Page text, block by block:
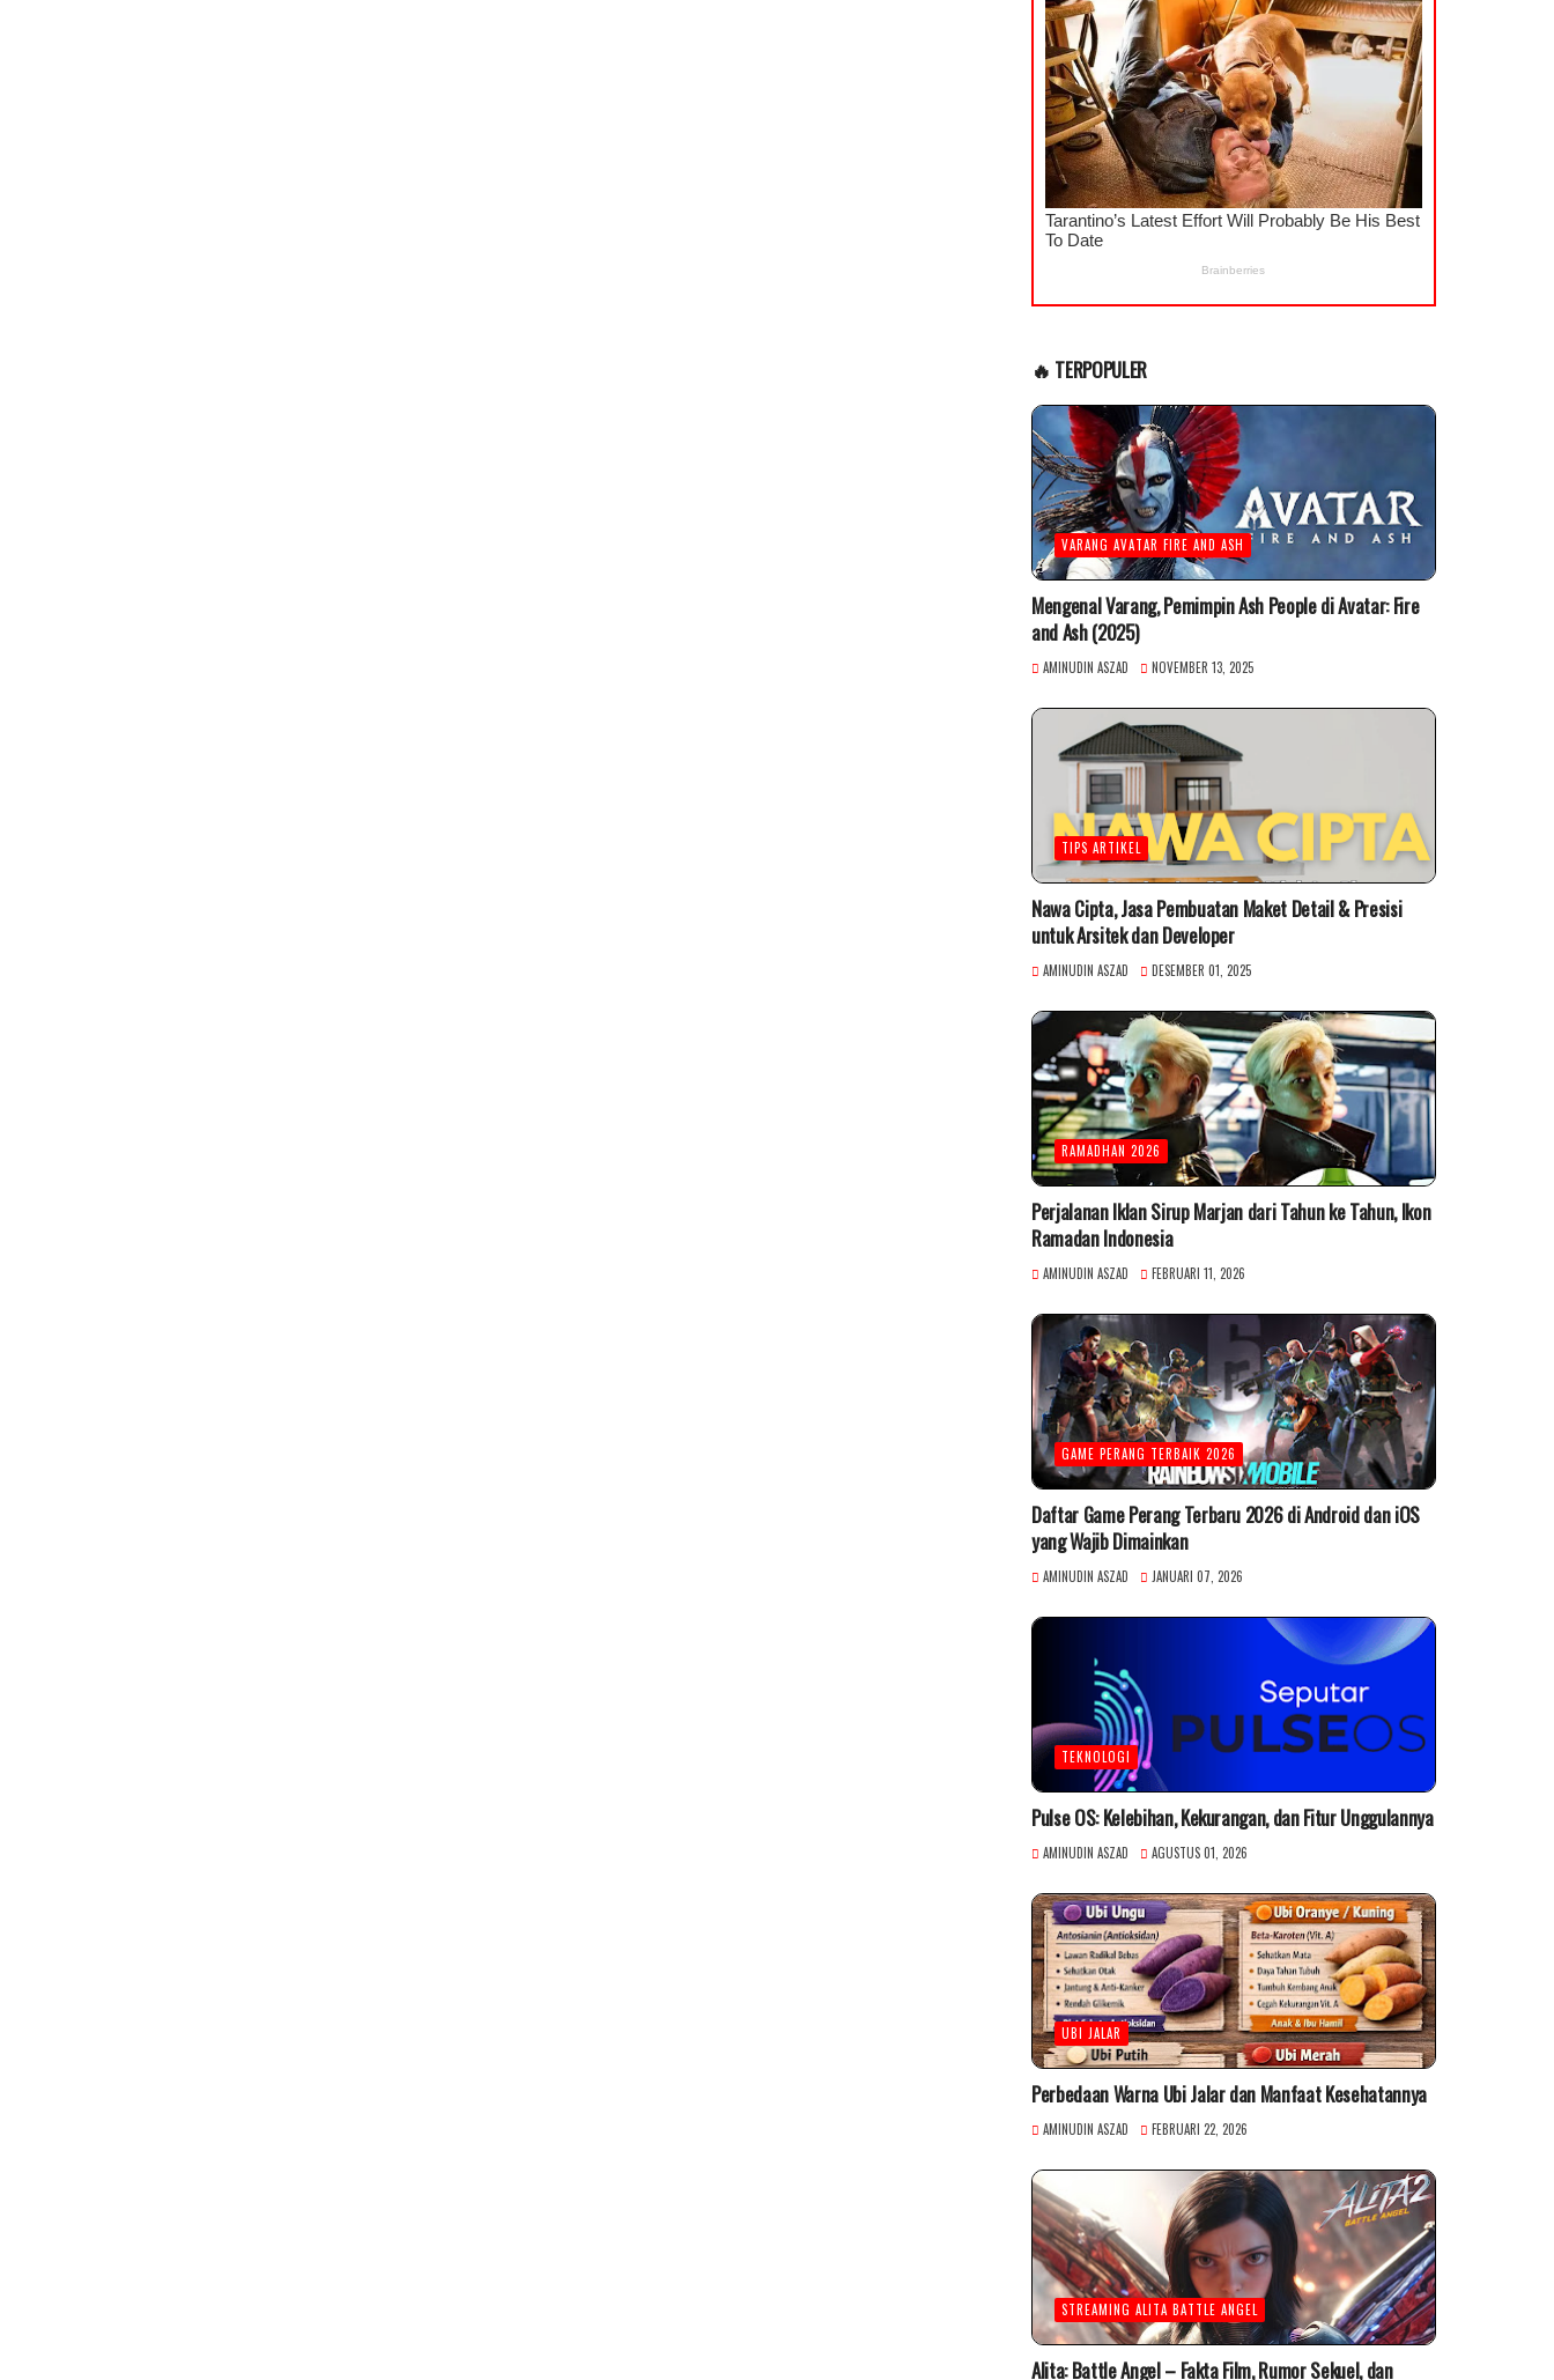
🔥 TERPOPULER
VARANG AVATAR FIRE AND ASH
Mengenal Varang, Pemimpin Ash People di Avatar: Fire
and Ash (2025)
AMINUDIN ASZAD NOVEMBER 13, 2025
TIPS ARTIKEL
Nawa Cipta, Jasa Pembuatan Maket Detail & Presisi
untuk Arsitek dan Developer
AMINUDIN ASZAD DESEMBER 01, 2025
RAMADHAN 2026
Perjalanan Iklan Sirup Marjan dari Tahun ke Tahun, Ikon
Ramadan Indonesia
AMINUDIN ASZAD FEBRUARI 11, 2026
GAME PERANG TERBAIK 2026
Daftar Game Perang Terbaru 2026 di Android dan iOS
yang Wajib Dimainkan
AMINUDIN ASZAD JANUARI 07, 2026
TEKNOLOGI
Pulse OS: Kelebihan, Kekurangan, dan Fitur Unggulannya
AMINUDIN ASZAD AGUSTUS 01, 2026
UBI JALAR
Perbedaan Warna Ubi Jalar dan Manfaat Kesehatannya
AMINUDIN ASZAD FEBRUARI 22, 2026
STREAMING ALITA BATTLE ANGEL
Alita: Battle Angel – Fakta Film, Rumor Sekuel, dan